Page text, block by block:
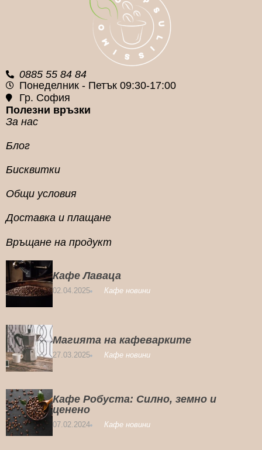
0885 55 84 84
Понеделник - Петък 09:30-17:00
Гр. София
Полезни връзки
За нас
Блог
Бисквитки
Общи условия
Доставка и плащане
Връщане на продукт
Кафе Лаваца
02.04.2025 Кафе новини
Магията на кафеварките
27.03.2025 Кафе новини
Кафе Робуста: Силно, земно и
ценено
07.02.2024 Кафе новини